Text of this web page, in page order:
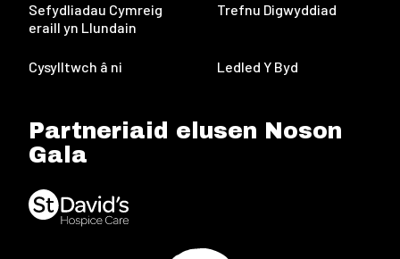
Sefydliadau Cymreig
eraill yn Llundain
Trefnu Digwyddiad
Cysylltwch â ni Ledled Y Byd
Partneriaid elusen Noson
Gala